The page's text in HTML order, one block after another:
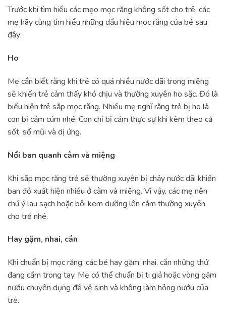
Trước khi tìm hiểu các mẹo mọc răng không sốt cho trẻ, các
mẹ hãy cùng tìm hiểu những dấu hiệu mọc răng của bé sau
đây:
Ho
Mẹ cần biết rằng khi trẻ có quá nhiều nước dãi trong miệng
sẽ khiến trẻ cảm thấy khó chịu và thường xuyên ho sặc. Đó là
biểu hiện trẻ sắp mọc răng. Nhiều mẹ nghĩ rằng trẻ bị ho là
con bị cảm cúm nhé. Con chỉ bị cảm thực sự khi kèm theo cả
sốt, sổ mũi và dị ứng.
Nổi ban quanh cằm và miệng
Khi sắp mọc răng trẻ sẽ thường xuyên bị chảy nước dãi khiến
ban đỏ xuất hiện nhiều ở cằm và miệng. Vì vậy, các mẹ nên
chú ý lau sạch hoặc bôi kem dưỡng lên cằm thường xuyên
cho trẻ nhé.
Hay gặm, nhai, cắn
Khi chuẩn bị mọc răng, các bé hay gặm, nhai, cắn những thứ
đang cầm trong tay. Mẹ có thể chuẩn bị ti giả hoặc vòng gặm
nướu chuyên dụng để vệ sinh và không làm hỏng nướu của
trẻ.